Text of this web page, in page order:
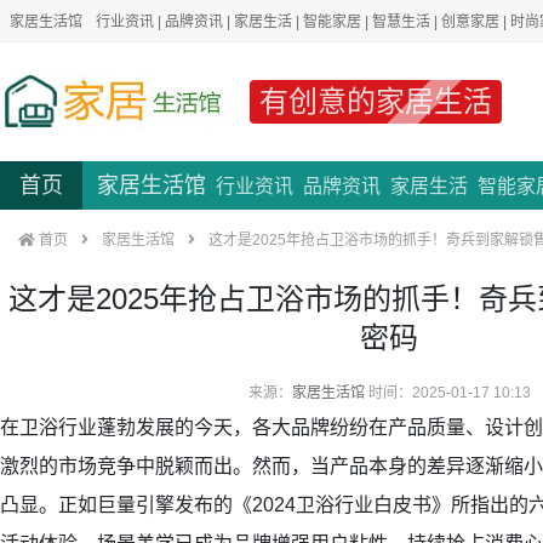
家居生活馆 行业资讯 | 品牌资讯 | 家居生活 | 智能家居 | 智慧生活 | 创意家居 | 时
有创意的家居生活
首页 家居生活馆 行业资讯 品牌资讯 家居生活 智能家
首页 家居生活馆 这才是2025年抢占卫浴市场的抓手！奇兵到家解锁
这才是2025年抢占卫浴市场的抓手！奇
密码
来源： 家居生活馆时间：2025-01-17 10:13
在卫浴行业蓬勃发展的今天，各大品牌纷纷在产品质量、设计
激烈的市场竞争中脱颖而出。然而，当产品本身的差异逐渐缩
凸显。正如巨量引擎发布的《2024卫浴行业白皮书》所指出的